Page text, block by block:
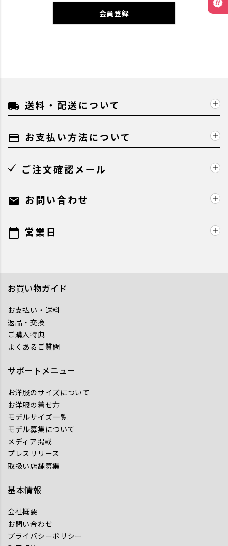
会員登録
local_shipping 送料・配送について
payment お支払い方法について
ご注文確認メール
mail お問い合わせ
calendar_today 営業日
お買い物ガイド
お支払い・送料
返品・交換
ご購入特典
よくあるご質問
サポートメニュー
お洋服のサイズについて
お洋服の着せ方
モデルサイズ一覧
モデル募集について
メディア掲載
プレスリリース
取扱い店舗募集
基本情報
会社概要
お問い合わせ
プライバシーポリシー